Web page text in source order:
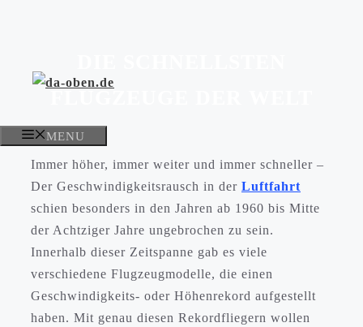
MENU
Immer höher, immer weiter und immer schneller –
Der Geschwindigkeitsrausch in der Luftfahrt
schien besonders in den Jahren ab 1960 bis Mitte
der Achtziger Jahre ungebrochen zu sein.
Innerhalb dieser Zeitspanne gab es viele
verschiedene Flugzeugmodelle, die einen
Geschwindigkeits- oder Höhenrekord aufgestellt
haben. Mit genau diesen Rekordfliegern wollen